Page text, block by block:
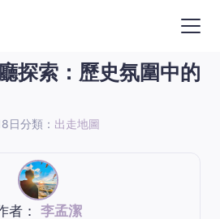
探索：歷史氛圍中的
日分類： 出走地圖
者： 李孟潔